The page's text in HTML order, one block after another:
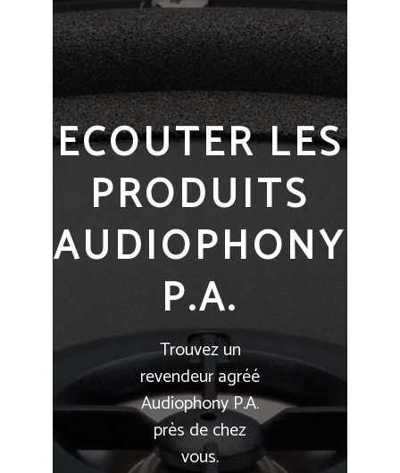
ECOUTER LES
PRODUITS
AUDIOPHONY
P.A.
Trouvez un
revendeur agréé
Audiophony P.A.
près de chez
vous.